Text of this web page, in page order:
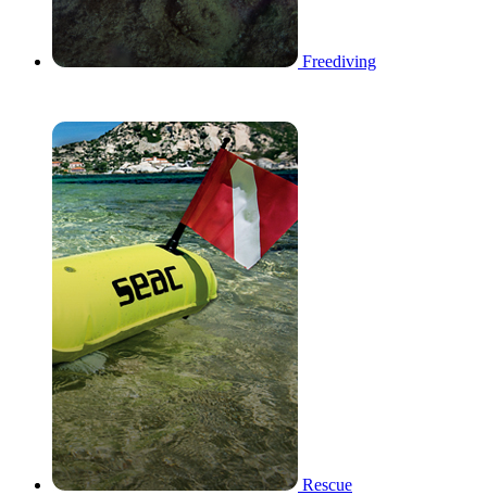
Freediving
Rescue